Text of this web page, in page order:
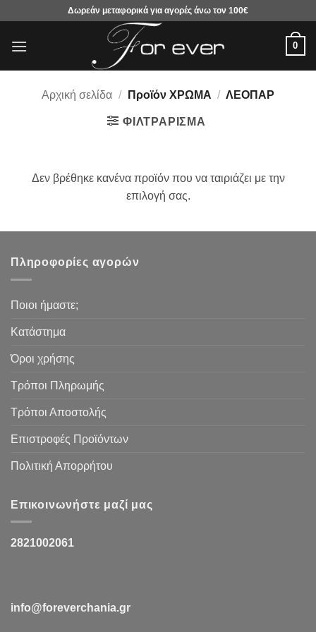
περιεχόμενο
Δωρεάν μεταφορικά για αγορές άνω τον 100€
0
Αρχική σελίδα / Προϊόν ΧΡΩΜΑ / ΛΕΟΠΑΡ
ΦΙΛΤΡΆΡΙΣΜΑ
Δεν βρέθηκε κανένα προϊόν που να ταιριάζει με την
επιλογή σας.
Πληροφορίες αγορών
Ποιοι ήμαστε;
Κατάστημα
Όροι χρήσης
Τρόποι Πληρωμής
Τρόποι Αποστολής
Επιστροφές Προϊόντων
Πολιτική Απορρήτου
Επικοινωνήστε μαζί μας
2821002061
info@foreverchania.gr